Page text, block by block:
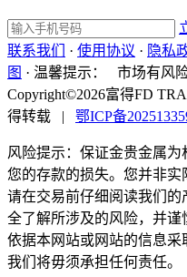
联系我们
· 使用协议 · 隐私
图 · 温馨提示：
市场有风
Copyright©2026富得FD
得转载
| 鄂ICP备
风险提示：保证金贵金属
您的存款的损失。您并非实
请在交易前仔细阅读我们
全了解所涉及的风险，并
依据本网站或网站的信息采
我们将毋须承担任何责任。